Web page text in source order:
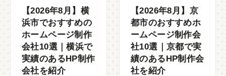
【2026年8月】横
浜市でおすすめの
ホームページ制作
会社10選｜横浜で
実績のあるHP制作
会社を紹介
【2026年8月】京
都市のおすすめホ
ームページ制作会
社10選｜京都で実
績のあるHP制作会
社を紹介